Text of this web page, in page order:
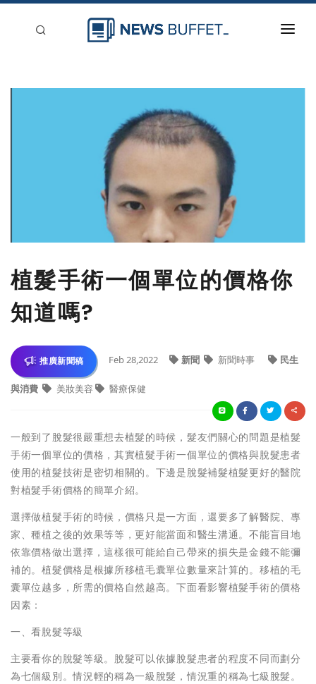
植髮手術一個單位的價格你
知道嗎?
推廣新聞稿 Feb 28,2022 新聞 新聞時事 民生
與消費 美妝美容 醫療保健
一般到了脫髮很嚴重想去植髮的時候，髮友們關心的問題是植髮
手術一個單位的價格，其實植髮手術一個單位的價格與脫髮患者
使用的植髮技術是密切相關的。下邊是脫髮補髮植髮更好的醫院
對植髮手術價格的簡單介紹。
選擇做植髮手術的時候，價格只是一方面，還要多了解醫院、專
家、種植之後的效果等等，更好能當面和醫生溝通。不能盲目地
依靠價格做出選擇，這樣很可能給自己帶來的損失是金錢不能彌
補的。植髮價格是根據所移植毛囊單位數量來計算的。移植的毛
囊單位越多，所需的價格自然越高。下面看影響植髮手術的價格
因素：
一、看脫髮等級
主要看你的脫髮等級。脫髮可以依據脫髮患者的程度不同而劃分
為七個級別。情況輕的稱為一級脫髮，情況重的稱為七級脫髮。